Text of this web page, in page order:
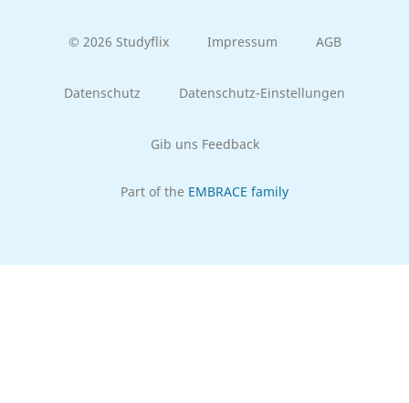
© 2026 Studyflix Impressum AGB
Datenschutz Datenschutz-Einstellungen
Gib uns Feedback
Part of the EMBRACE family